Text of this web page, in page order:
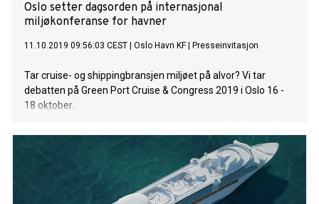
Oslo setter dagsorden på internasjonal
miljøkonferanse for havner
11.10.2019 09:56:03 CEST Oslo Havn KF| Presseinvitasjon
Tar cruise- og shippingbransjen miljøet på alvor? Vi tar
debatten på Green Port Cruise & Congress 2019 i Oslo 16 -
18 oktober.